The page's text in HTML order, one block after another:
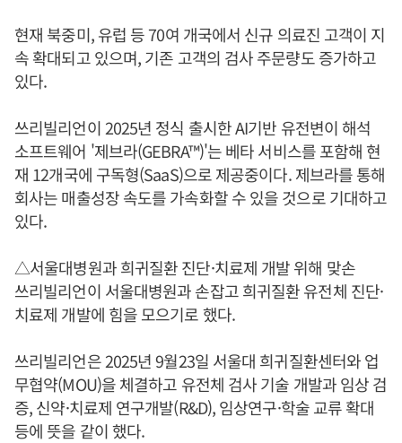
현재 북중미, 유럽 등 70여 개국에서 신규 의료진 고객이 지
속 확대되고 있으며, 기존 고객의 검사 주문량도 증가하고
있다.
쓰리빌리언이 2025년 정식 출시한 AI기반 유전변이 해석
소프트웨어 '제브라(GEBRA™)'는 베타 서비스를 포함해 현
재 12개국에 구독형(SaaS)으로 제공중이다. 제브라를 통해
회사는 매출성장 속도를 가속화할 수 있을 것으로 기대하고
있다.
△서울대병원과 희귀질환 진단·치료제 개발 위해 맞손
쓰리빌리언이 서울대병원과 손잡고 희귀질환 유전체 진단·
치료제 개발에 힘을 모으기로 했다.
쓰리빌리언은 2025년 9월23일 서울대 희귀질환센터와 업
무협약(MOU)을 체결하고 유전체 검사 기술 개발과 임상 검
증, 신약·치료제 연구개발(R&D), 임상연구·학술 교류 확대
등에 뜻을 같이 했다.